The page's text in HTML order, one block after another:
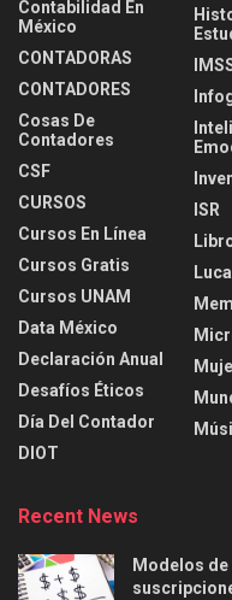
Contabilidad En
México
CONTADORAS
CONTADORES
Cosas De
Contadores
CSF
CURSOS
Cursos En Línea
Cursos Gratis
Cursos UNAM
Data México
Declaración Anual
Desafíos Éticos
Día Del Contador
DIOT
ISR
Recent News
Modelos